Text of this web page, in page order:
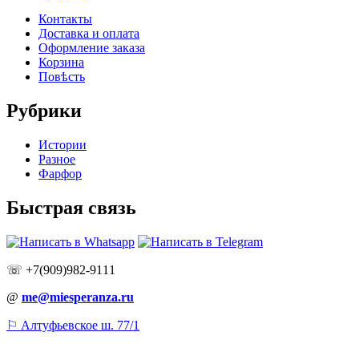
Контакты
Доставка и оплата
Оформление заказа
Корзина
Повѣсть
Рубрики
Истории
Разное
Фарфор
Быстрая связь
☏ +7(909)982-9111
@ me@miesperanza.ru
⚐ Алтуфьевское ш. 77/1